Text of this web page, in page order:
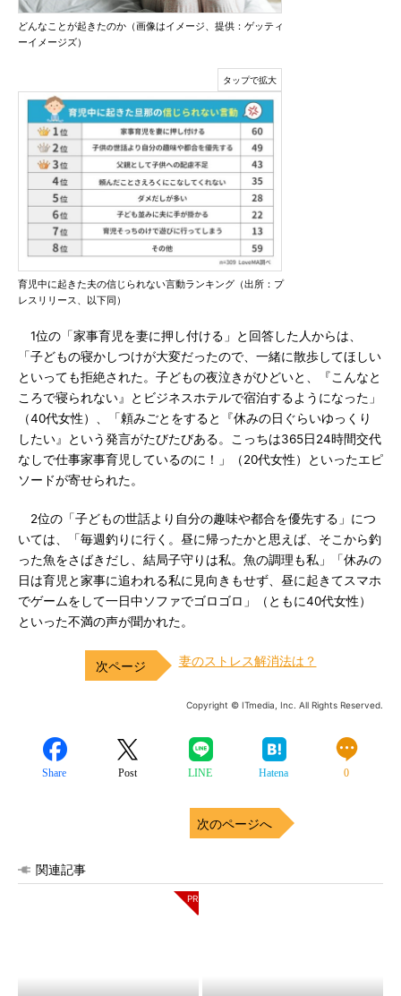
どんなことが起きたのか（画像はイメージ、提供：ゲッティ
ーイメージズ）
育児中に起きた夫の信じられない言動ランキング（出所：プ
レスリリース、以下同）
1位の「家事育児を妻に押し付ける」と回答した人からは、
「子どもの寝かしつけが大変だったので、一緒に散歩してほしい
といっても拒絶された。子どもの夜泣きがひどいと、『こんなと
ころで寝られない』とビジネスホテルで宿泊するようになった」
（40代女性）、「頼みごとをすると『休みの日ぐらいゆっくり
したい』という発言がたびたびある。こっちは365日24時間交代
なしで仕事家事育児しているのに！」（20代女性）といったエピ
ソードが寄せられた。
2位の「子どもの世話より自分の趣味や都合を優先する」につ
いては、「毎週釣りに行く。昼に帰ったかと思えば、そこから釣
った魚をさばきだし、結局子守りは私。魚の調理も私」「休みの
日は育児と家事に追われる私に見向きもせず、昼に起きてスマホ
でゲームをして一日中ソファでゴロゴロ」（ともに40代女性）
といった不満の声が聞かれた。
妻のストレス解消法は？
Copyright © ITmedia, Inc. All Rights Reserved.
Share Post LINE Hatena 0
次のページへ
関連記事